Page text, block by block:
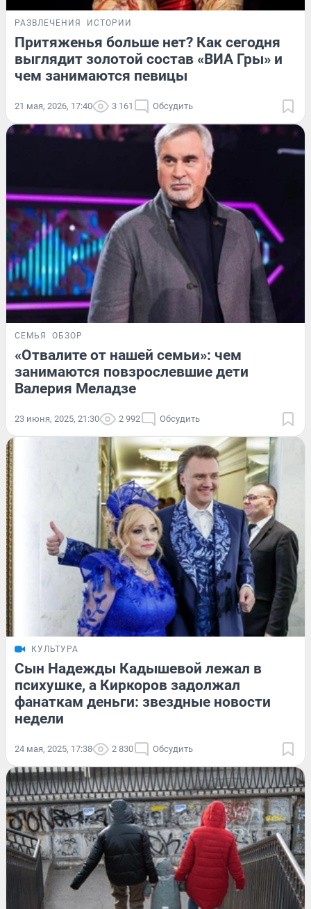
РАЗВЛЕЧЕНИЯ ИСТОРИИ
Притяженья больше нет? Как сегодня
выглядит золотой состав «ВИА Гры» и
чем занимаются певицы
21 мая, 2026, 17:40 3 161 Обсудить
СЕМЬЯ ОБЗОР
«Отвалите от нашей семьи»: чем
занимаются повзрослевшие дети
Валерия Меладзе
23 июня, 2025, 21:30 2 992 Обсудить
КУЛЬТУРА
Сын Надежды Кадышевой лежал в
психушке, а Киркоров задолжал
фанаткам деньги: звездные новости
недели
24 мая, 2025, 17:38 2 830 Обсудить